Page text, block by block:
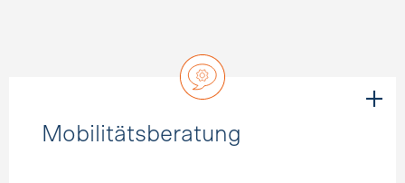
Mobilitätsberatung